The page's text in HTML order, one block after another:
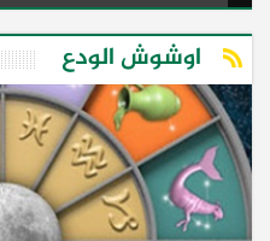
اوشوش الودع